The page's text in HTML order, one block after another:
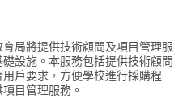
局將提供技術顧問及項目管理服
設施。本服務包括提供技術顧問
戶要求，方便學校進行採購程
目管理服務。